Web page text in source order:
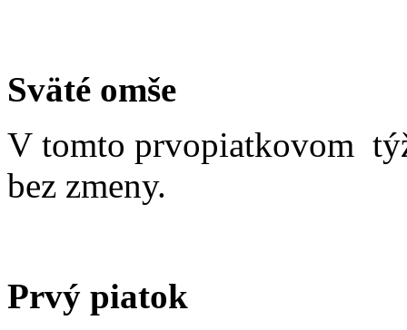
Sväté omše
V tomto prvopiatkovom
bez zmeny.
Prvý piatok